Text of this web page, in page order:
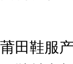
鞋服产